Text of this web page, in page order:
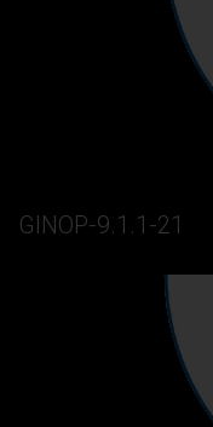
GINOP-9.1.1-21